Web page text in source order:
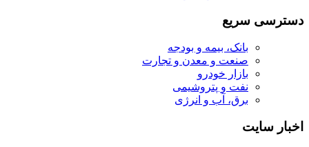
دسترسی سریع
بانک، بیمه و بودجه
صنعت و معدن و تجارت
بازار خودرو
نفت و پتروشیمی
برق، آب و انرژی
اخبار سایت